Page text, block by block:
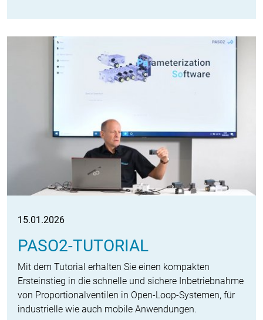
15.01.2026
PASO2-TUTORIAL
Mit dem Tutorial erhalten Sie einen kompakten
Ersteinstieg in die schnelle und sichere Inbetriebnahme
von Proportionalventilen in Open-Loop-Systemen, für
industrielle wie auch mobile Anwendungen.